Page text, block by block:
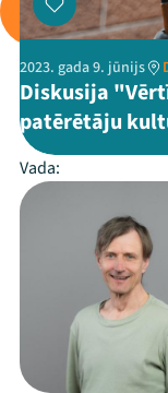
2023. gada 9. jūnijs
Diskusija
patērētāju
Vada: